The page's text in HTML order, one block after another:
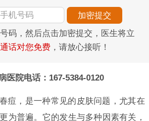
码，然后点击加密提交，医生将立
话对您免费 ，请放心接听！
医院电话：167-5384-0120
痘，是一种常见的皮肤问题，尤其在
为普遍。它的发生与多种因素有关，